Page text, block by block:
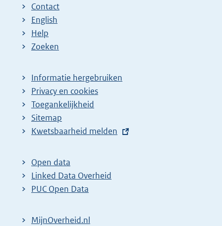
Contact
English
Help
Zoeken
Informatie hergebruiken
Privacy en cookies
Toegankelijkheid
Sitemap
E
t
e
r
Kwetsbaarheid melden
Open data
Linked Data Overheid
PUC Open Data
MijnOverheid.nl